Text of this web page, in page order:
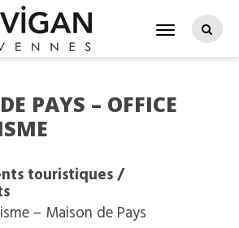
PAYS – OFFICE
touristiques /
– Maison de Pays